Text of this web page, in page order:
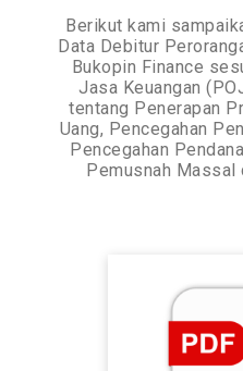
Berikut kami
Data Debitur
Bukopin Finance
Jasa Keuangan
tentang Penerapan
Uang, Pencegahan
Pencegahan
Pemusnah Massal